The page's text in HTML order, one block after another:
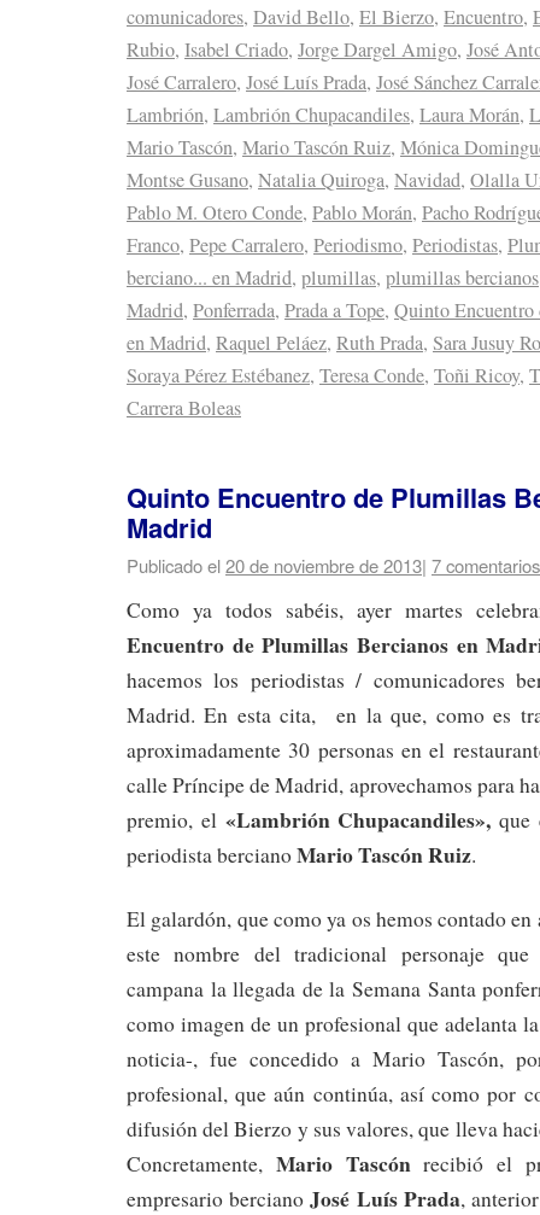
comunicadores, David Bello, El Bierzo, Encuentro,
Rubio, Isabel Criado, Jorge Dargel Amigo, José
José Carralero, José Luís Prada, José Sánchez
Lambrión, Lambrión Chupacandiles, Laura Morán,
Mario Tascón, Mario Tascón Ruiz, Mónica
Montse Gusano, Natalia Quiroga, Navidad, Olalla
Pablo M. Otero Conde, Pablo Morán, Pacho
Franco, Pepe Carralero, Periodismo, Periodistas,
berciano... en Madrid, plumillas, plumillas bercianos
Madrid, Ponferrada, Prada a Tope, Quinto Encuentro
en Madrid, Raquel Peláez, Ruth Prada, Sara Jusuy
Soraya Pérez Estébanez, Teresa Conde, Toñi Ricoy,
Carrera Boleas
Quinto Encuentro de Plumillas
Madrid
Publicado el20 de noviembre de 2013| 7 comentarios
Como ya todos sabéis, ayer martes
Encuentro de Plumillas Bercianos en
hacemos los periodistas / comunicadores
Madrid. En esta cita, en la que, como es
aproximadamente 30 personas en el
calle Príncipe de Madrid, aprovechamos para
premio, el «Lambrión Chupacandiles»,que
periodista bercianoMario Tascón Ruiz.
El galardón, que como ya os hemos contado
este nombre del tradicional personaje
campana la llegada de la Semana Santa
como imagen de un profesional que adelanta
noticia-, fue concedido a Mario Tascón,
profesional, que aún continúa, así como por
difusión del Bierzo y sus valores, que lleva
Concretamente, Mario Tascónrecibió el
empresario bercianoJosé Luís Prada,